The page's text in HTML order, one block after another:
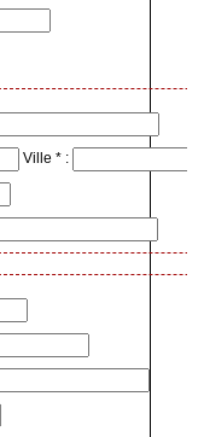
Ville * :